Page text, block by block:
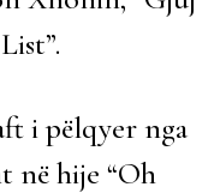
i pëlqyer nga
në hije “Oh